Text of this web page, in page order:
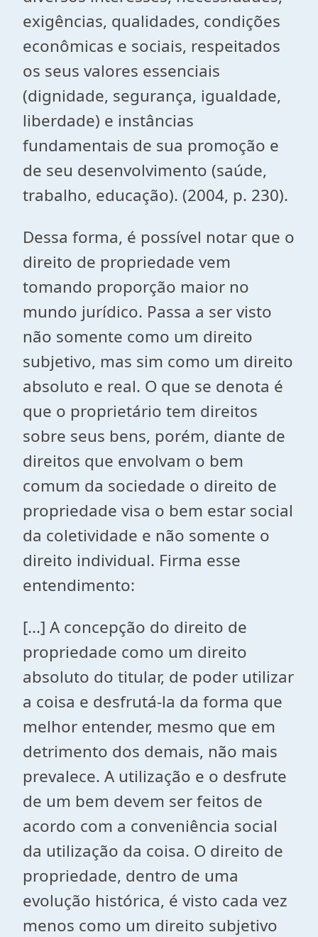
exigências, qualidades, condições
econômicas e sociais, respeitados
os seus valores essenciais
(dignidade, segurança, igualdade,
liberdade) e instâncias
fundamentais de sua promoção e
de seu desenvolvimento (saúde,
trabalho, educação). (2004, p. 230).
Dessa forma, é possível notar que o
direito de propriedade vem
tomando proporção maior no
mundo jurídico. Passa a ser visto
não somente como um direito
subjetivo, mas sim como um direito
absoluto e real. O que se denota é
que o proprietário tem direitos
sobre seus bens, porém, diante de
direitos que envolvam o bem
comum da sociedade o direito de
propriedade visa o bem estar social
da coletividade e não somente o
direito individual. Firma esse
entendimento:
[...] A concepção do direito de
propriedade como um direito
absoluto do titular, de poder utilizar
a coisa e desfrutá-la da forma que
melhor entender, mesmo que em
detrimento dos demais, não mais
prevalece. A utilização e o desfrute
de um bem devem ser feitos de
acordo com a conveniência social
da utilização da coisa. O direito de
propriedade, dentro de uma
evolução histórica, é visto cada vez
menos como um direito subjetivo